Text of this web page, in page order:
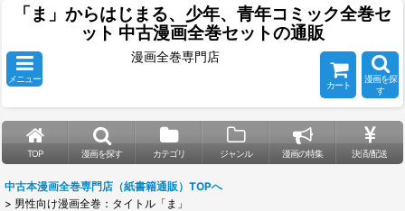
「ま」からはじまる、少年、青年コミック全巻セ
ット 中古漫画全巻セットの通販
メニュー
漫画全巻専門店
カート
漫画を探
す
TOP 漫画を探す カテゴリ ジャンル 漫画の特集 決済/配送
中古本漫画全巻専門店（紙書籍通販）TOPへ
> 男性向け漫画全巻：タイトル「ま」